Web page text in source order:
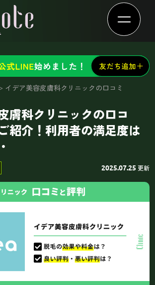
イデア美容皮膚科クリニックの口コミ
膚科クリニックの口コ
紹介！利用者の満足度は
2025.07.25 更新